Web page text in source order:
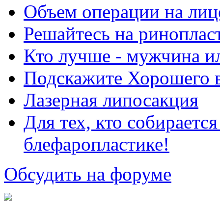
Объем операции на
Решайтесь на
Кто лучше - мужчина
Подскажите Хорошего
Лазерная липосакция
Для тех, кто
блефаропластике!
Обсудить на форуме